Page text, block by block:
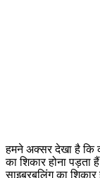
हमने अक्सर देखा है कि
का शिकार होना पड़ता
साइबरबुलिंग का शिकार